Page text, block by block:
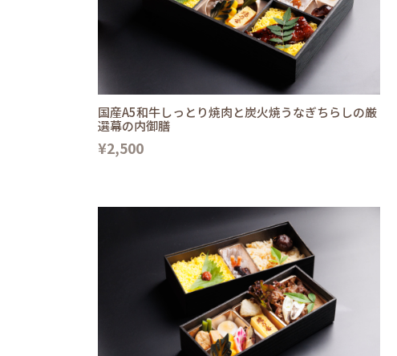
国産A5和牛しっとり焼肉と炭火焼うなぎちらしの厳
選幕の内御膳
¥2,500